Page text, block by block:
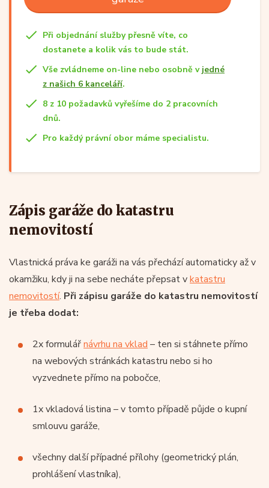
Při objednání služby přesně víte, co
dostanete a kolik vás to bude stát.
Vše zvládneme on-line nebo osobně v jedné
z našich 6 kanceláří.
8 z 10 požadavků vyřešíme do 2 pracovních
dnů.
Pro každý právní obor máme specialistu.
Zápis garáže do katastru
nemovitostí
Vlastnická práva ke garáži na vás přechází automaticky až v
okamžiku, kdy ji na sebe necháte přepsat vkatastru
nemovitostí. Při zápisu garáže do katastru nemovitostí
je třeba dodat:
2x formulářnávrhu na vklad – ten si stáhnete přímo
na webových stránkách katastru nebo si ho
vyzvednete přímo na pobočce,
1x vkladová listina – v tomto případě půjde o kupní
smlouvu garáže,
všechny další případné přílohy (geometrický plán,
prohlášení vlastníka),